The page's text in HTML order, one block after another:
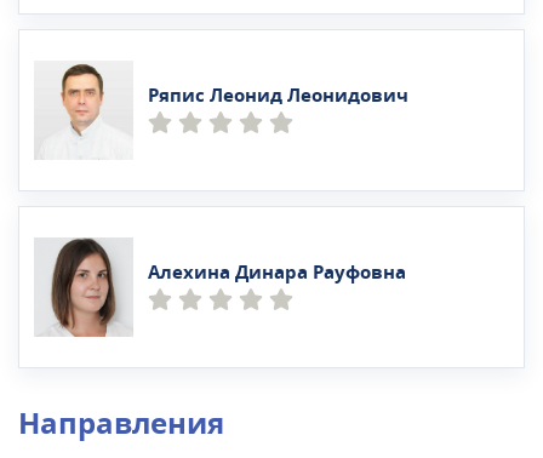
Ряпис Леонид Леонидович
Алехина Динара Рауфовна
Направления